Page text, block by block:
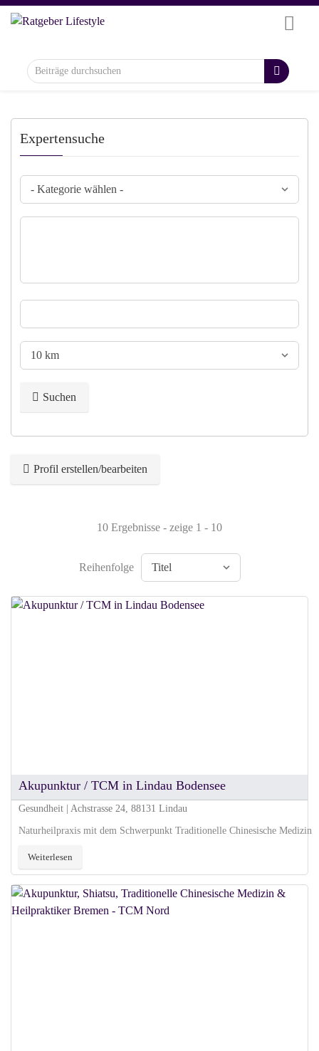
Expertensuche
Suchen
Profil erstellen/bearbeiten
10 Ergebnisse - zeige 1 - 10
Reihenfolge
Akupunktur / TCM in Lindau Bodensee
Gesundheit | Achstrasse 24, 88131 Lindau
Naturheilpraxis mit dem Schwerpunkt Traditionelle Chinesische Medizin
Weiterlesen